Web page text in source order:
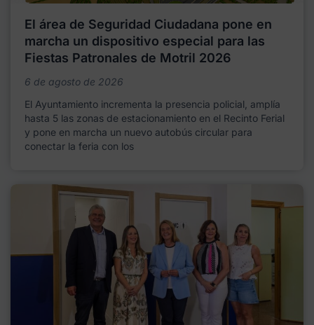
El área de Seguridad Ciudadana pone en
marcha un dispositivo especial para las
Fiestas Patronales de Motril 2026
6 de agosto de 2026
El Ayuntamiento incrementa la presencia policial, amplía
hasta 5 las zonas de estacionamiento en el Recinto Ferial
y pone en marcha un nuevo autobús circular para
conectar la feria con los